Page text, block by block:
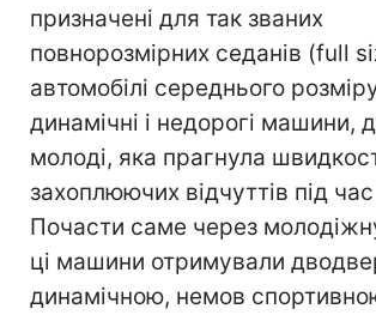
призначені для так званих
повнорозмірних седанів (full
автомобілі середнього
динамічні і недорогі машини,
молоді, яка прагнула
захоплюючих відчуттів під час
Почасти саме через
ці машини отримували
динамічною, немов